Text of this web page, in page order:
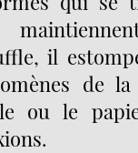
il
de
ou le